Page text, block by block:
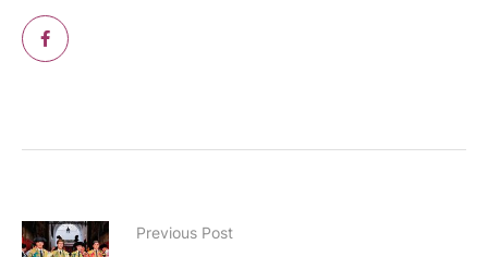
Previous Post